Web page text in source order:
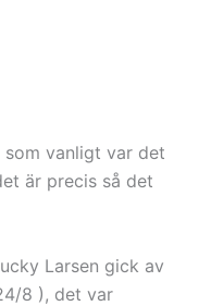
vanligt var det
är precis så det
Larsen gick av
8 ), det var